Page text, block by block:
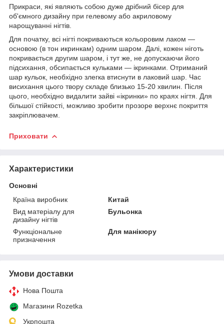
Прикраси, які являють собою дуже дрібний бісер для
об'ємного дизайну при гелевому або акриловому
нарощуванні нігтів.
Для початку, всі нігті покриваються кольоровим лаком —
основою (в тон икринкам) одним шаром. Далі, кожен ніготь
покривається другим шаром, і тут же, не допускаючи його
підсихання, обсипається кульками — ікринками. Отриманий
шар кульок, необхідно злегка втиснути в лаковий шар. Час
висихання цього твору складе близько 15-20 хвилин. Після
цього, необхідно видалити зайві «ікринки» по краях нігтя. Для
більшої стійкості, можливо зробити прозоре верхнє покриття
закріплювачем.
Приховати
Характеристики
Основні
Країна виробник
Китай
Вид матеріалу для
дизайну нігтів
Бульонка
Функціональне
призначення
Для манікюру
Умови доставки
Нова Пошта
Магазини Rozetka
Укрпошта